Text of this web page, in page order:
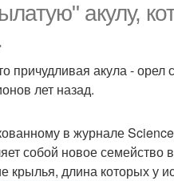
акулу,
причудливая акула -
лет назад.
в журнале
собой новое семейство
длина которых у